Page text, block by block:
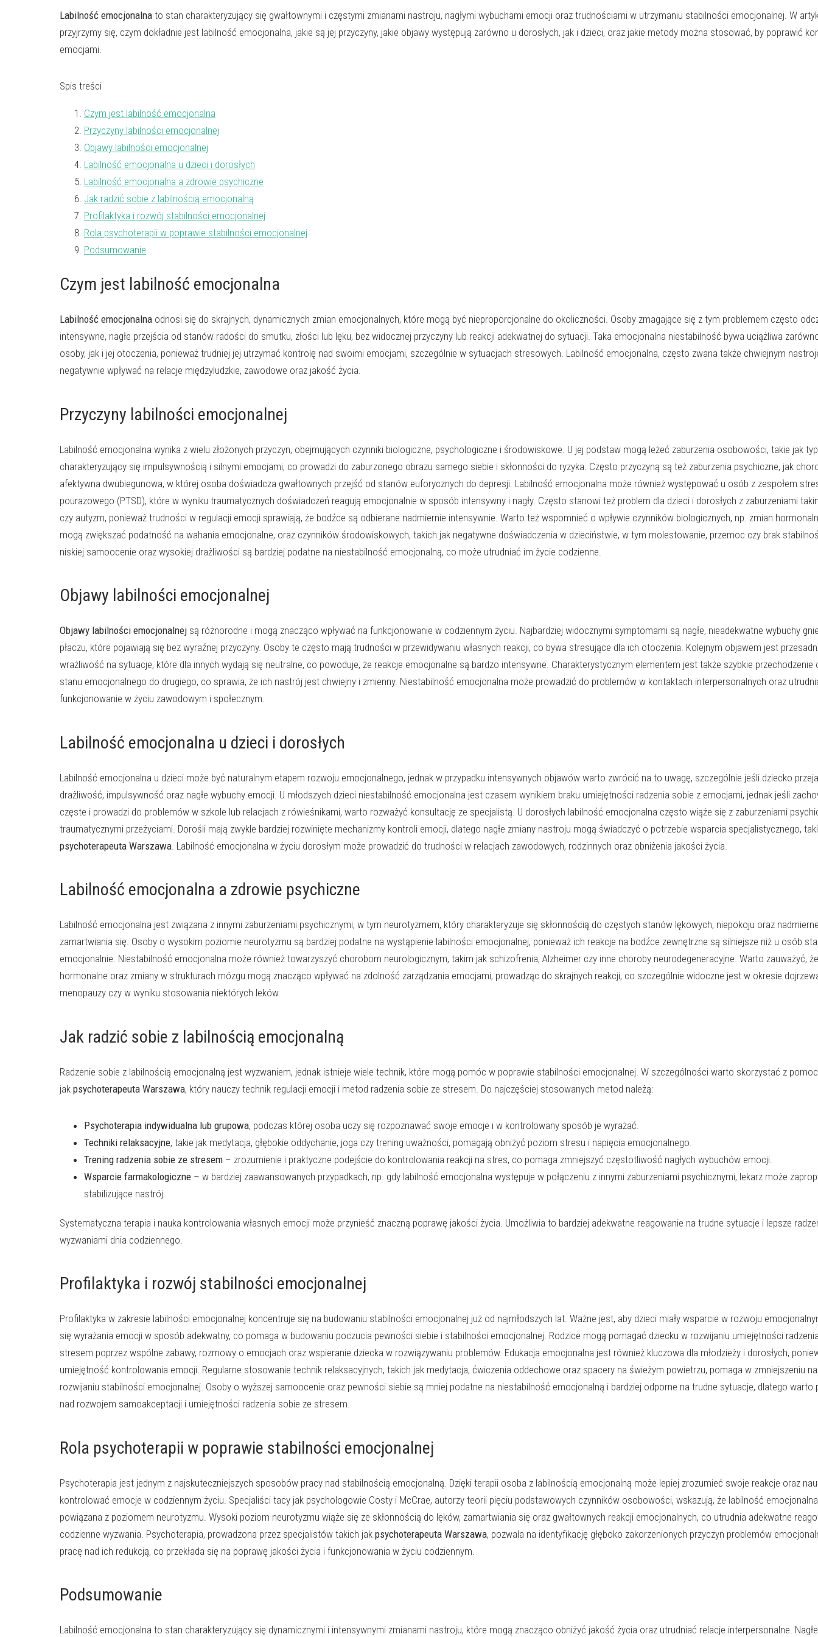
Labilność emocjonalna to stan charakteryzujący się gwałtownymi i częstymi zmianami nastroju, nagłymi wybuchami emocji oraz trudnościami w utrzymaniu stabilności emocjonalnej. W
przyjrzymy się, czym dokładnie jest labilność emocjonalna, jakie są jej przyczyny, jakie objawy występują zarówno u dorosłych, jak i dzieci, oraz jakie metody można stosować, by poprawić
emocjami.
Spis treści
Czym jest labilność emocjonalna
Przyczyny labilności emocjonalnej
Objawy labilności emocjonalnej
Labilność emocjonalna u dzieci i dorosłych
Labilność emocjonalna a zdrowie psychiczne
Jak radzić sobie z labilnością emocjonalną
Profilaktyka i rozwój stabilności emocjonalnej
Rola psychoterapii w poprawie stabilności emocjonalnej
Podsumowanie
Czym jest labilność emocjonalna
Labilność emocjonalna odnosi się do skrajnych, dynamicznych zmian emocjonalnych, które mogą być nieproporcjonalne do okoliczności. Osoby zmagające się z tym problemem często
intensywne, nagłe przejścia od stanów radości do smutku, złości lub lęku, bez widocznej przyczyny lub reakcji adekwatnej do sytuacji. Taka emocjonalna niestabilność bywa uciążliwa
osoby, jak i jej otoczenia, ponieważ trudniej jej utrzymać kontrolę nad swoimi emocjami, szczególnie w sytuacjach stresowych. Labilność emocjonalna, często zwana także chwiejnym
negatywnie wpływać na relacje międzyludzkie, zawodowe oraz jakość życia.
Przyczyny labilności emocjonalnej
Labilność emocjonalna wynika z wielu złożonych przyczyn, obejmujących czynniki biologiczne, psychologiczne i środowiskowe. U jej podstaw mogą leżeć zaburzenia osobowości, takie jak
charakteryzujący się impulsywnością i silnymi emocjami, co prowadzi do zaburzonego obrazu samego siebie i skłonności do ryzyka. Często przyczyną są też zaburzenia psychiczne, jak
afektywna dwubiegunowa, w której osoba doświadcza gwałtownych przejść od stanów euforycznych do depresji. Labilność emocjonalna może również występować u osób z zespołem
pourazowego (PTSD), które w wyniku traumatycznych doświadczeń reagują emocjonalnie w sposób intensywny i nagły. Często stanowi też problem dla dzieci i dorosłych z zaburzeniami
czy autyzm, ponieważ trudności w regulacji emocji sprawiają, że bodźce są odbierane nadmiernie intensywnie. Warto też wspomnieć o wpływie czynników biologicznych, np. zmian
mogą zwiększać podatność na wahania emocjonalne, oraz czynników środowiskowych, takich jak negatywne doświadczenia w dzieciństwie, w tym molestowanie, przemoc czy brak
niskiej samoocenie oraz wysokiej drażliwości są bardziej podatne na niestabilność emocjonalną, co może utrudniać im życie codzienne.
Objawy labilności emocjonalnej
Objawy labilności emocjonalnej są różnorodne i mogą znacząco wpływać na funkcjonowanie w codziennym życiu. Najbardziej widocznymi symptomami są nagłe, nieadekwatne wybuchy
płaczu, które pojawiają się bez wyraźnej przyczyny. Osoby te często mają trudności w przewidywaniu własnych reakcji, co bywa stresujące dla ich otoczenia. Kolejnym objawem jest
wrażliwość na sytuacje, które dla innych wydają się neutralne, co powoduje, że reakcje emocjonalne są bardzo intensywne. Charakterystycznym elementem jest także szybkie przechodzenie
stanu emocjonalnego do drugiego, co sprawia, że ich nastrój jest chwiejny i zmienny. Niestabilność emocjonalna może prowadzić do problemów w kontaktach interpersonalnych oraz
funkcjonowanie w życiu zawodowym i społecznym.
Labilność emocjonalna u dzieci i dorosłych
Labilność emocjonalna u dzieci może być naturalnym etapem rozwoju emocjonalnego, jednak w przypadku intensywnych objawów warto zwrócić na to uwagę, szczególnie jeśli dziecko
drażliwość, impulsywność oraz nagłe wybuchy emocji. U młodszych dzieci niestabilność emocjonalna jest czasem wynikiem braku umiejętności radzenia sobie z emocjami, jednak jeśli
częste i prowadzi do problemów w szkole lub relacjach z rówieśnikami, warto rozważyć konsultację ze specjalistą. U dorosłych labilność emocjonalna często wiąże się z zaburzeniami
traumatycznymi przeżyciami. Dorośli mają zwykle bardziej rozwinięte mechanizmy kontroli emocji, dlatego nagłe zmiany nastroju mogą świadczyć o potrzebie wsparcia specjalistycznego,
psychoterapeuta Warszawa . Labilność emocjonalna w życiu dorosłym może prowadzić do trudności w relacjach zawodowych, rodzinnych oraz obniżenia jakości życia.
Labilność emocjonalna a zdrowie psychiczne
Labilność emocjonalna jest związana z innymi zaburzeniami psychicznymi, w tym neurotyzmem, który charakteryzuje się skłonnością do częstych stanów lękowych, niepokoju oraz
zamartwiania się. Osoby o wysokim poziomie neurotyzmu są bardziej podatne na wystąpienie labilności emocjonalnej, ponieważ ich reakcje na bodźce zewnętrzne są silniejsze niż u osób
emocjonalnie. Niestabilność emocjonalna może również towarzyszyć chorobom neurologicznym, takim jak schizofrenia, Alzheimer czy inne choroby neurodegeneracyjne. Warto zauważyć,
hormonalne oraz zmiany w strukturach mózgu mogą znacząco wpływać na zdolność zarządzania emocjami, prowadząc do skrajnych reakcji, co szczególnie widoczne jest w okresie
menopauzy czy w wyniku stosowania niektórych leków.
Jak radzić sobie z labilnością emocjonalną
Radzenie sobie z labilnością emocjonalną jest wyzwaniem, jednak istnieje wiele technik, które mogą pomóc w poprawie stabilności emocjonalnej. W szczególności warto skorzystać z
jak psychoterapeuta Warszawa, który nauczy technik regulacji emocji i metod radzenia sobie ze stresem. Do najczęściej stosowanych metod należą:
Psychoterapia indywidualna lub grupowa, podczas której osoba uczy się rozpoznawać swoje emocje i w kontrolowany sposób je wyrażać.
Techniki relaksacyjne, takie jak medytacja, głębokie oddychanie, joga czy trening uważności, pomagają obniżyć poziom stresu i napięcia emocjonalnego.
Trening radzenia sobie ze stresem – zrozumienie i praktyczne podejście do kontrolowania reakcji na stres, co pomaga zmniejszyć częstotliwość nagłych wybuchów emocji.
Wsparcie farmakologiczne – w bardziej zaawansowanych przypadkach, np. gdy labilność emocjonalna występuje w połączeniu z innymi zaburzeniami psychicznymi, lekarz może
stabilizujące nastrój.
Systematyczna terapia i nauka kontrolowania własnych emocji może przynieść znaczną poprawę jakości życia. Umożliwia to bardziej adekwatne reagowanie na trudne sytuacje i lepsze
wyzwaniami dnia codziennego.
Profilaktyka i rozwój stabilności emocjonalnej
Profilaktyka w zakresie labilności emocjonalnej koncentruje się na budowaniu stabilności emocjonalnej już od najmłodszych lat. Ważne jest, aby dzieci miały wsparcie w rozwoju
się wyrażania emocji w sposób adekwatny, co pomaga w budowaniu poczucia pewności siebie i stabilności emocjonalnej. Rodzice mogą pomagać dziecku w rozwijaniu umiejętności
stresem poprzez wspólne zabawy, rozmowy o emocjach oraz wspieranie dziecka w rozwiązywaniu problemów. Edukacja emocjonalna jest również kluczowa dla młodzieży i dorosłych,
umiejętność kontrolowania emocji. Regularne stosowanie technik relaksacyjnych, takich jak medytacja, ćwiczenia oddechowe oraz spacery na świeżym powietrzu, pomaga w zmniejszeniu
rozwijaniu stabilności emocjonalnej. Osoby o wyższej samoocenie oraz pewności siebie są mniej podatne na niestabilność emocjonalną i bardziej odporne na trudne sytuacje, dlatego warto
nad rozwojem samoakceptacji i umiejętności radzenia sobie ze stresem.
Rola psychoterapii w poprawie stabilności emocjonalnej
Psychoterapia jest jednym z najskuteczniejszych sposobów pracy nad stabilnością emocjonalną. Dzięki terapii osoba z labilnością emocjonalną może lepiej zrozumieć swoje reakcje oraz
kontrolować emocje w codziennym życiu. Specjaliści tacy jak psychologowie Costy i McCrae, autorzy teorii pięciu podstawowych czynników osobowości, wskazują, że labilność
powiązana z poziomem neurotyzmu. Wysoki poziom neurotyzmu wiąże się ze skłonnością do lęków, zamartwiania się oraz gwałtownych reakcji emocjonalnych, co utrudnia adekwatne
codzienne wyzwania. Psychoterapia, prowadzona przez specjalistów takich jak psychoterapeuta Warszawa, pozwala na identyfikację głęboko zakorzenionych przyczyn problemów
pracę nad ich redukcją, co przekłada się na poprawę jakości życia i funkcjonowania w życiu codziennym.
Podsumowanie
Labilność emocjonalna to stan charakteryzujący się dynamicznymi i intensywnymi zmianami nastroju, które mogą znacząco obniżyć jakość życia oraz utrudniać relacje interpersonalne. Nagłe